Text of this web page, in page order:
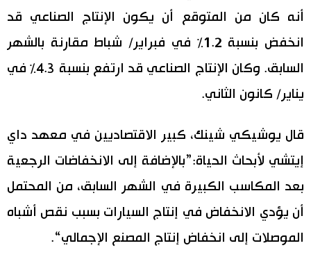
أنه كان من المتوقع أن يكون الإنتاج الصناعي قد
انخفض بنسبة 1.2٪ في فبراير/ شباط مقارنة بالشهر
السابق. وكان الإنتاج الصناعي قد ارتفع بنسبة 4.3٪ في
يناير/ كانون الثاني.
قال يوشيكي شينك، كبير الاقتصاديين في معهد داي
إيتشي لأبحاث الحياة:”بالإضافة إلى الانخفاضات الرجعية
بعد المكاسب الكبيرة في الشهر السابق، من المحتمل
أن يؤدي الانخفاض في إنتاج السيارات بسبب نقص أشباه
الموصلات إلى انخفاض إنتاج المصنع الإجمالي“.